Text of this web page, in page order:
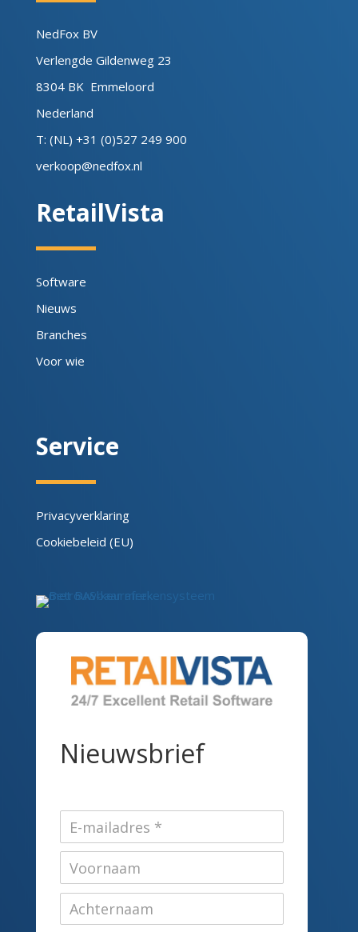
NedFox BV
Verlengde Gildenweg 23
8304 BK Emmeloord
Nederland
T: (NL) +31 (0)527 249 900
verkoop@nedfox.nl
RetailVista
Software
Nieuws
Branches
Voor wie
Service
Privacyverklaring
Cookiebeleid (EU)
Nieuwsbrief